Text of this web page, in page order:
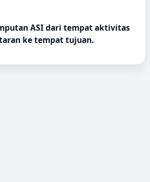
ASI dari tempat aktivitas
ke tempat tujuan.